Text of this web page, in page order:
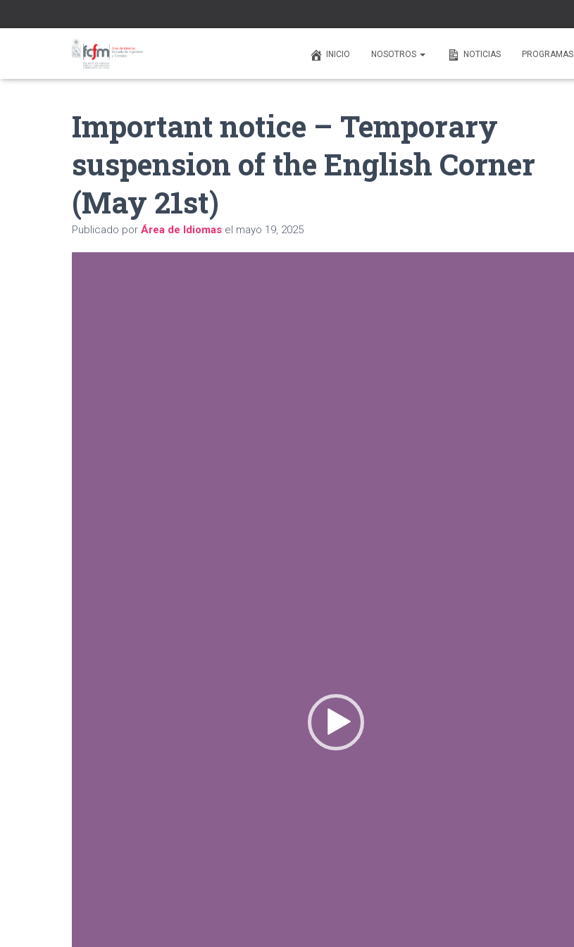
INICIO NOSOTROS NOTICIAS PROGRAMAS
Important notice – Temporary
suspension of the English Corner
(May 21st)
Publicado por Área de Idiomas el mayo 19, 2025